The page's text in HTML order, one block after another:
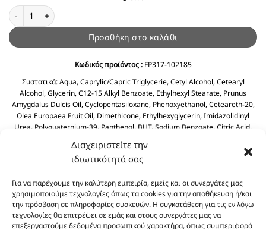
Διαχειριστείτε την
ιδιωτικότητά σας
Για να παρέχουμε την καλύτερη εμπειρία, εμείς και οι συνεργάτες μας
χρησιμοποιούμε τεχνολογίες όπως τα cookies για την αποθήκευση ή/και
την πρόσβαση σε πληροφορίες συσκευών. Η συγκατάθεση για τις εν λόγω
τεχνολογίες θα επιτρέψει σε εμάς και στους συνεργάτες μας να
επεξεργαστούμε δεδομένα προσωπικού χαρακτήρα, όπως συμπεριφορά
Body Lotion Gold Shimmer Cheap & Chic 200ml ποσότητα
Προσθήκη στο καλάθι
Κωδικός προϊόντος :FP317-102185
Συστατικά:Aqua, Caprylic/Capric Triglycerie, Cetyl Alcohol, Cetearyl
Alcohol, Glycerin, C12-15 Alkyl Benzoate, Ethylhexyl Stearate, Prunus
Amygdalus Dulcis Oil, Cyclopentasiloxane, Phenoxyethanol, Ceteareth-20,
Olea Europaea Fruit Oil, Dimethicone, Ethylhexyglycerin, Imidazolidinyl
Urea, Polyquaternium-39, Panthenol, BHT, Sodium Benzoate, Citric Acid.
Οι φωτογραφίες των προϊόντων είναι ενδεικτικές